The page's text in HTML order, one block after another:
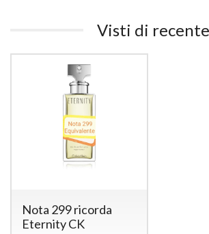
Visti di recente
Nota 299 ricorda
Eternity CK